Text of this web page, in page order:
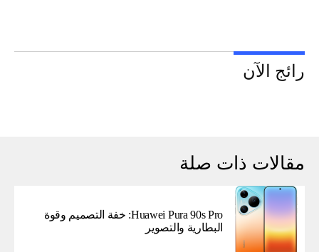
رائج الآن
مقالات ذات صلة
Huawei Pura 90s Pro: خفة التصميم وقوة
البطارية والتصوير